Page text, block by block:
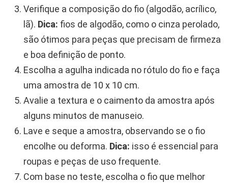
Verifique a composição do fio (algodão, acrílico,
lã). Dica: fios de algodão, como o cinza perolado,
são ótimos para peças que precisam de firmeza
e boa definição de ponto.
Escolha a agulha indicada no rótulo do fio e faça
uma amostra de 10 x 10 cm.
Avalie a textura e o caimento da amostra após
alguns minutos de manuseio.
Lave e seque a amostra, observando se o fio
encolhe ou deforma. Dica: isso é essencial para
roupas e peças de uso frequente.
Com base no teste, escolha o fio que melhor